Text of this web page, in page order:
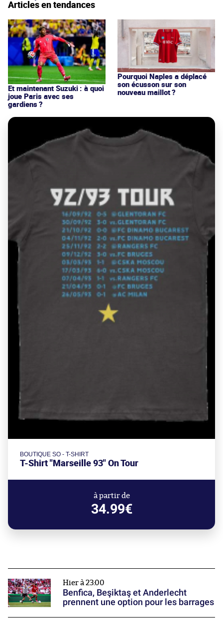
Articles en tendances
Et maintenant Suzuki : à quoi
joue Paris avec ses
gardiens ?
Pourquoi Naples a déplacé
son écusson sur son
nouveau maillot ?
BOUTIQUE SO - T-SHIRT
T-Shirt "Marseille 93" On Tour
à partir de
34.99€
Hier à 23:00
Benfica, Beşiktaş et Anderlecht
prennent une option pour les barrages